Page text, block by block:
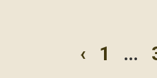
‹ 1 …